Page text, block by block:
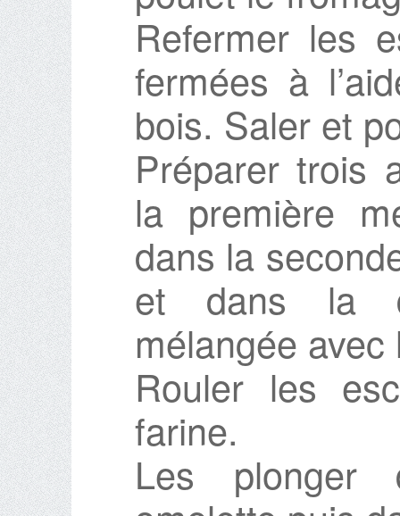
Refermer les
fermées à
bois. Saler et
Préparer trois
la première
dans la
et dans la
mélangée
Rouler les
farine.
Les plonger